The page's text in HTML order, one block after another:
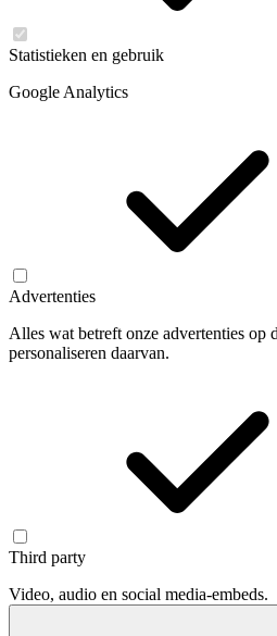
Statistieken en gebruik
Google Analytics
Advertenties
Alles wat betreft onze advertenties op
personaliseren daarvan.
Third party
Video, audio en social media-embeds.